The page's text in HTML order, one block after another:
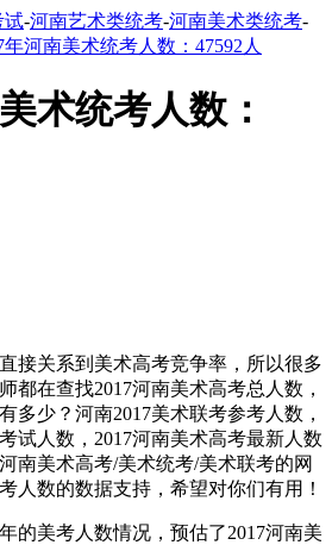
试-河南艺术类统考-河南美术类统考-
年河南美术统考人数：47592人
术统考人数：
接关系到美术高考竞争率，所以很多
都在查找2017河南美术高考总人数，
多少？河南2017美术联考参考人数，
试人数，2017河南美术高考最新人数
南美术高考/美术统考/美术联考的网
人数的数据支持，希望对你们有用！
的美考人数情况，预估了2017河南美